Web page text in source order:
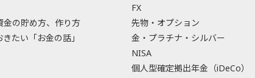
金の貯め方、作り方
たい「お金の話」
FX
先物・オプション
金・プラチナ・シルバー
NISA
個人型確定拠出年金（iDeCo）